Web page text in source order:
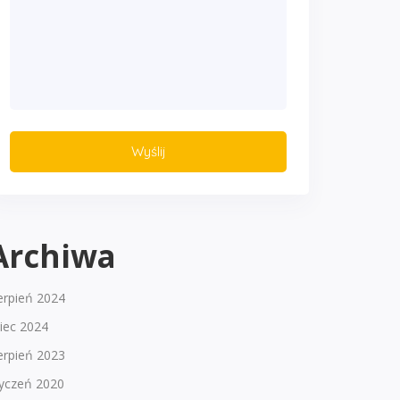
2024
2024
2023
2020